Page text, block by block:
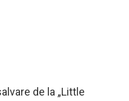
de la „Little